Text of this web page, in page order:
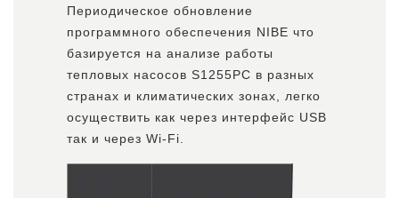
Периодическое обновление
программного обеспечения NIBE что
базируется на анализе работы
тепловых насосов S1255PC в разных
странах и климатических зонах, легко
осуществить как через интерфейс USB
так и через Wi-Fi.